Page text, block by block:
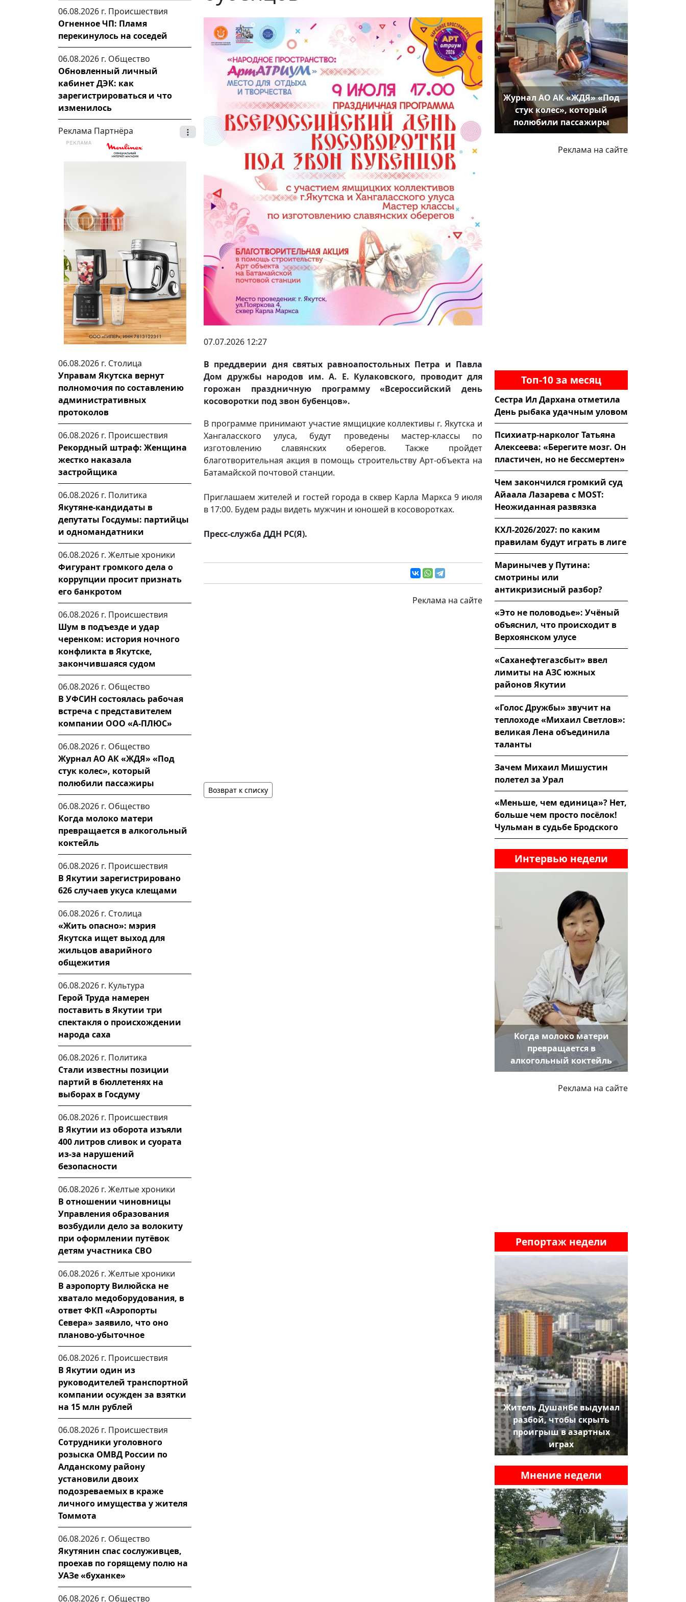
06.08.2026 г. Происшествия
Огненное ЧП: Пламя
перекинулось на соседей
06.08.2026 г. Общество
Обновленный личный
кабинет ДЭК: как
зарегистрироваться и что
изменилось
Реклама Партнёра
06.08.2026 г. Столица
Управам Якутска вернут
полномочия по составлению
административных
протоколов
06.08.2026 г. Происшествия
Рекордный штраф: Женщина
жестко наказала
застройщика
06.08.2026 г. Политика
Якутяне-кандидаты в
депутаты Госдумы: партийцы
и одномандатники
06.08.2026 г. Желтые хроники
Фигурант громкого дела о
коррупции просит признать
его банкротом
06.08.2026 г. Происшествия
Шум в подъезде и удар
черенком: история ночного
конфликта в Якутске,
закончившаяся судом
06.08.2026 г. Общество
В УФСИН состоялась рабочая
встреча с представителем
компании ООО «А-ПЛЮС»
06.08.2026 г. Общество
Журнал АО АК «ЖДЯ» «Под
стук колес», который
полюбили пассажиры
06.08.2026 г. Общество
Когда молоко матери
превращается в алкогольный
коктейль
06.08.2026 г. Происшествия
В Якутии зарегистрировано
626 случаев укуса клещами
06.08.2026 г. Столица
«Жить опасно»: мэрия
Якутска ищет выход для
жильцов аварийного
общежития
06.08.2026 г. Культура
Герой Труда намерен
поставить в Якутии три
спектакля о происхождении
народа саха
06.08.2026 г. Политика
Стали известны позиции
партий в бюллетенях на
выборах в Госдуму
06.08.2026 г. Происшествия
В Якутии из оборота изъяли
400 литров сливок и суората
из-за нарушений
безопасности
06.08.2026 г. Желтые хроники
В отношении чиновницы
Управления образования
возбудили дело за волокиту
при оформлении путёвок
детям участника СВО
06.08.2026 г. Желтые хроники
В аэропорту Вилюйска не
хватало медоборудования, в
ответ ФКП «Аэропорты
Севера» заявило, что оно
планово-убыточное
06.08.2026 г. Происшествия
В Якутии один из
руководителей транспортной
компании осужден за взятки
на 15 млн рублей
06.08.2026 г. Происшествия
Сотрудники уголовного
розыска ОМВД России по
Алданскому району
установили двоих
подозреваемых в краже
личного имущества у жителя
Томмота
06.08.2026 г. Общество
Якутянин спас сослуживцев,
проехав по горящему полю на
УАЗе «буханке»
06.08.2026 г. Общество
07.07.2026 12:27
В преддверии дня святых равноапостольных Петра и Павла
Дом дружбы народов им. А. Е. Кулаковского, проводит для
горожан праздничную программу «Всероссийский день
косоворотки под звон бубенцов».
В программе принимают участие ямщицкие коллективы г. Якутска и
Хангаласского улуса, будут проведены мастер-классы по
изготовлению славянских оберегов. Также пройдет
благотворительная акция в помощь строительству Арт-объекта на
Батамайской почтовой станции.
Приглашаем жителей и гостей города в сквер Карла Маркса 9 июля
в 17:00. Будем рады видеть мужчин и юношей в косоворотках.
Пресс-служба ДДН РС(Я).
Реклама на сайте
Возврат к списку
Журнал АО АК «ЖДЯ» «Под
стук колес», который
полюбили пассажиры
Реклама на сайте
Топ-10 за месяц
Сестра Ил Дархана отметила
День рыбака удачным уловом
Психиатр-нарколог Татьяна
Алексеева: «Берегите мозг. Он
пластичен, но не бессмертен»
Чем закончился громкий суд
Айаала Лазарева с MOST:
Неожиданная развязка
КХЛ-2026/2027: по каким
правилам будут играть в лиге
Маринычев у Путина:
смотрины или
антикризисный разбор?
«Это не половодье»: Учёный
объяснил, что происходит в
Верхоянском улусе
«Саханефтегазсбыт» ввел
лимиты на АЗС южных
районов Якутии
«Голос Дружбы» звучит на
теплоходе «Михаил Светлов»:
великая Лена объединила
таланты
Зачем Михаил Мишустин
полетел за Урал
«Меньше, чем единица»? Нет,
больше чем просто посёлок!
Чульман в судьбе Бродского
Интервью недели
Когда молоко матери
превращается в
алкогольный коктейль
Реклама на сайте
Репортаж недели
Житель Душанбе выдумал
разбой, чтобы скрыть
проигрыш в азартных
играх
Мнение недели